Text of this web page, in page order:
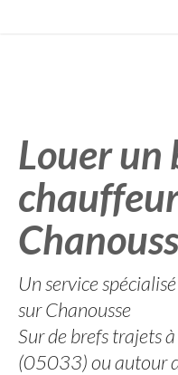
Louer un
Un service
sur Chanousse
Sur de brefs trajets
(05033) ou autour